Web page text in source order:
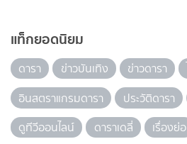
แท็กยอดนิยม
ดารา ข่าวบันเทิง ข่าวดารา
อินสตราแกรมดารา
ประวัติดารา
ดูทีวีออนไลน์
ดาราเดลี่ เรื่องย่อ